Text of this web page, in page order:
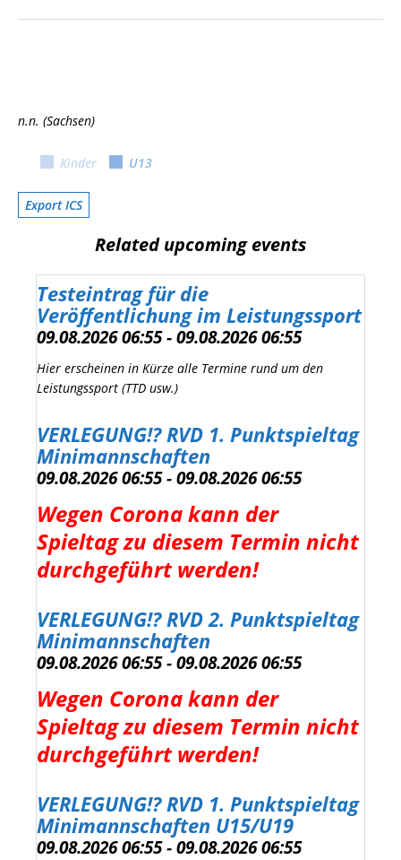
n.n. (Sachsen)
Kinder U13
Export ICS
Related upcoming events
Testeintrag für die
Veröffentlichung im Leistungssport
09.08.2026 06:55 - 09.08.2026 06:55
Hier erscheinen in Kürze alle Termine rund um den
Leistungssport (TTD usw.)
VERLEGUNG!? RVD 1. Punktspieltag
Minimannschaften
09.08.2026 06:55 - 09.08.2026 06:55
Wegen Corona kann der
Spieltag zu diesem Termin nicht
durchgeführt werden!
VERLEGUNG!? RVD 2. Punktspieltag
Minimannschaften
09.08.2026 06:55 - 09.08.2026 06:55
Wegen Corona kann der
Spieltag zu diesem Termin nicht
durchgeführt werden!
VERLEGUNG!? RVD 1. Punktspieltag
Minimannschaften U15/U19
09.08.2026 06:55 - 09.08.2026 06:55